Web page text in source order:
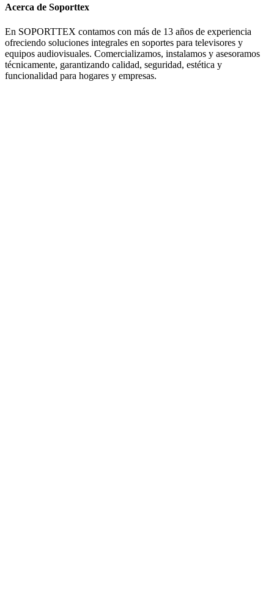
Acerca de Soporttex
En SOPORTTEX contamos con más de 13 años de experiencia
ofreciendo soluciones integrales en soportes para televisores y
equipos audiovisuales. Comercializamos, instalamos y asesoramos
técnicamente, garantizando calidad, seguridad, estética y
funcionalidad para hogares y empresas.